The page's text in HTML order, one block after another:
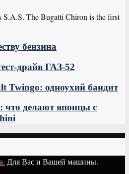
The Bugatti Chiron is the first
бензина
драйв ГАЗ-52
Twingo: одноухий бандит
что делают японцы с
Для Вас и Вашей машины.